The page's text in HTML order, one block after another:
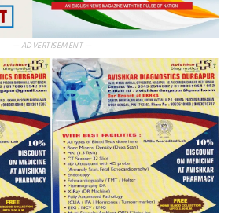
— ADVERTISEMENT —